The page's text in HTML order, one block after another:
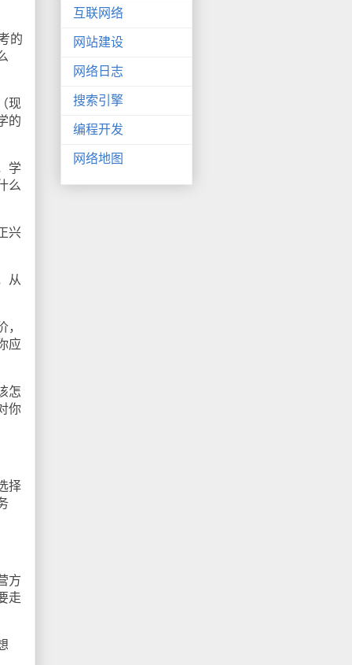
的
现
的
学
么
兴
从
应
怎
你
择
方
走
互联网络
网站建设
网络日志
搜索引擎
编程开发
网络地图